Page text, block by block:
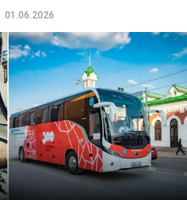
01.06.2026